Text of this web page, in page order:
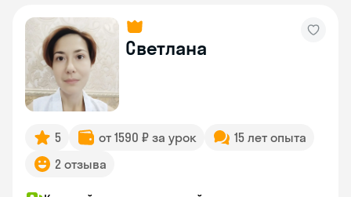
Светлана
5 от 1590 ₽ за урок
15 лет опыта
2 отзыва